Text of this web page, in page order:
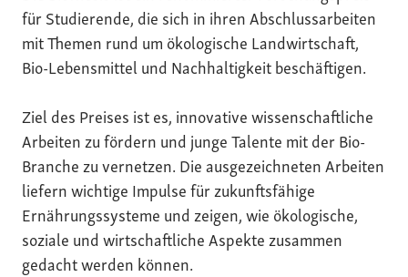
für Studierende, die sich in ihren Abschlussarbeiten
mit Themen rund um ökologische Landwirtschaft,
Bio-Lebensmittel und Nachhaltigkeit beschäftigen.
Ziel des Preises ist es, innovative wissenschaftliche
Arbeiten zu fördern und junge Talente mit der Bio-
Branche zu vernetzen. Die ausgezeichneten Arbeiten
liefern wichtige Impulse für zukunftsfähige
Ernährungssysteme und zeigen, wie ökologische,
soziale und wirtschaftliche Aspekte zusammen
gedacht werden können.